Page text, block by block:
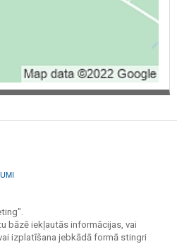
bāzē iekļautās informācijas, vai
izplatīšana jebkādā formā stingri